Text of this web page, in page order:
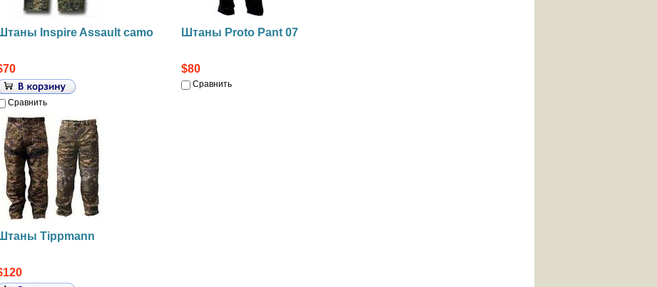
Inspire Assault camo
Сравнить
Штаны Proto Pant 07
$80
Сравнить
Tippmann